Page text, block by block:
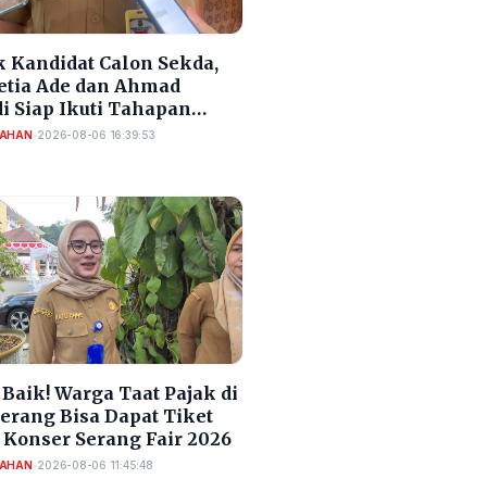
Kandidat Calon Sekda,
Ade dan Ahmad
Siap Ikuti Tahapan
Sekda Cilegon
•2026-08-06 16:39:53
Warga Taat Pajak di
Bisa Dapat Tiket
Serang Fair 2026
•2026-08-06 11:45:48